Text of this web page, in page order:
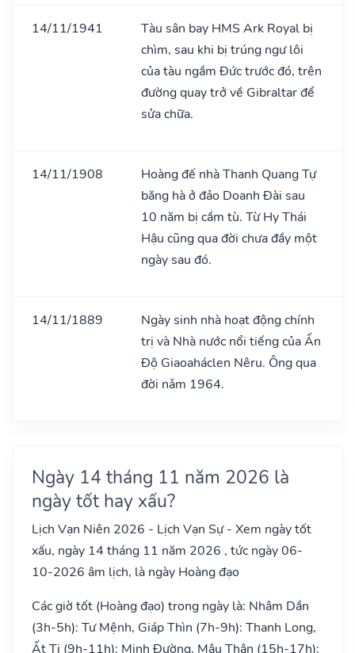
14/11/1941
Tàu sân bay HMS Ark Royal bị
chìm, sau khi bị trúng ngư lôi
của tàu ngầm Đức trước đó, trên
đường quay trở về Gibraltar để
sửa chữa.
14/11/1908
Hoàng đế nhà Thanh Quang Tự
băng hà ở đảo Doanh Đài sau
10 năm bị cầm tù. Từ Hy Thái
Hậu cũng qua đời chưa đầy một
ngày sau đó.
14/11/1889
Ngày sinh nhà hoạt động chính
trị và Nhà nước nổi tiếng của Ấn
Độ Giaoaháclen Nêru. Ông qua
đời nǎm 1964.
Ngày 14 tháng 11 năm 2026 là
ngày tốt hay xấu?
Lịch Vạn Niên 2026 - Lịch Vạn Sự - Xem ngày tốt
xấu, ngày 14 tháng 11 năm 2026 , tức ngày 06-
10-2026 âm lịch, là ngày Hoàng đạo
Các giờ tốt (Hoàng đạo) trong ngày là: Nhâm Dần
(3h-5h): Tư Mệnh, Giáp Thìn (7h-9h): Thanh Long,
Ất Tị (9h-11h): Minh Đường, Mậu Thân (15h-17h):